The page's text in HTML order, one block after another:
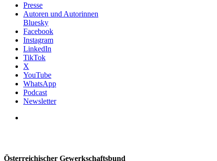
Presse
Autoren und Autorinnen
Bluesky
Facebook
Instagram
LinkedIn
TikTok
X
YouTube
WhatsApp
Podcast
Newsletter
Österreichischer Gewerkschaftsbund